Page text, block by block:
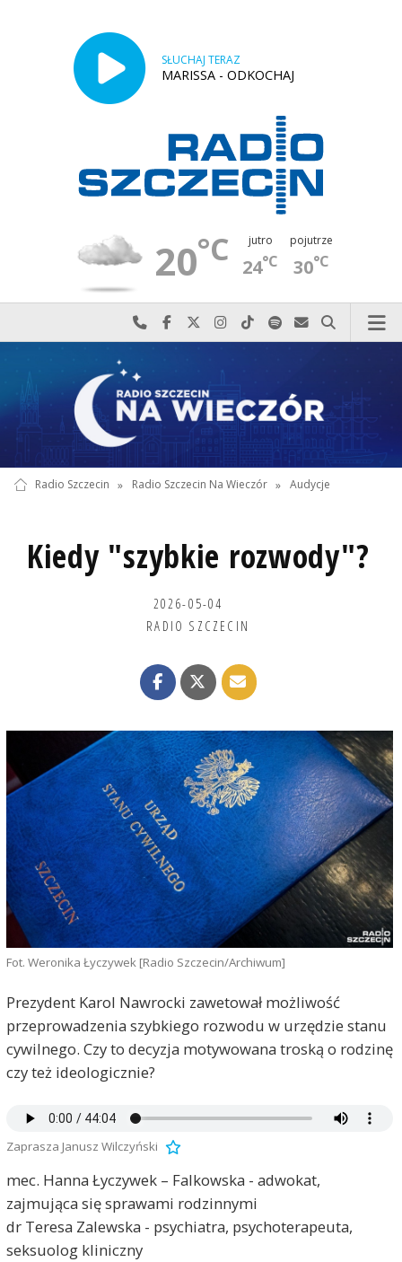
SŁUCHAJ TERAZ
MARISSA - ODKOCHAJ
20°C jutro
24°C
pojutrze
30°C
Najlepiej po prostu do nas zadzwoń
Odwiedź nas na Facebook-u
Odwiedź nas na X
Odwiedź nas na Instagram-ie
Odwiedź nas na TikTok-u
Szukaj nas na Spotify
Wyślij do nas
Szukaj
Radio Szczecin » Radio Szczecin Na Wieczór » Audycje
Kiedy "szybkie rozwody"?
2026-05-04
RADIO SZCZECIN
Fot. Weronika Łyczywek [Radio Szczecin/Archiwum]
Prezydent Karol Nawrocki zawetował możliwość
przeprowadzenia szybkiego rozwodu w urzędzie stanu
cywilnego. Czy to decyzja motywowana troską o rodzinę
czy też ideologicznie?
Zaprasza Janusz Wilczyński
mec. Hanna Łyczywek – Falkowska - adwokat,
zajmująca się sprawami rodzinnymi
dr Teresa Zalewska - psychiatra, psychoterapeuta,
seksuolog kliniczny